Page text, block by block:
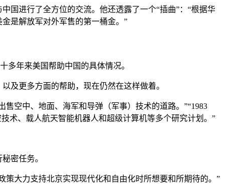
国进行了全方位的交流。他还透露了一个“插曲”：“根据华
是解放军对外军售的第一桶金。”
多年来美国帮助中国的具体情况。
及更多方面的帮助，现在仍然在这样做着。
空中、地面、海军和导弹（军事）技术的道路。”“1983
术、载人航天智能机器人和超级计算机等多个研究计划。”
密任务。
大力支持北京实现现代化和自由化时所想要和所期待的。”